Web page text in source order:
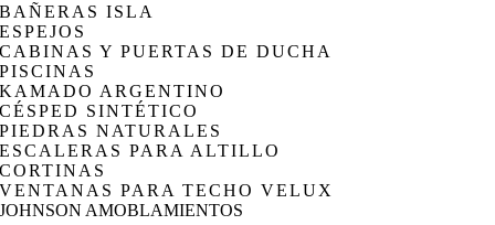
BAÑERAS ISLA
ESPEJOS
CABINAS Y PUERTAS DE DUCHA
PISCINAS
KAMADO ARGENTINO
CÉSPED SINTÉTICO
PIEDRAS NATURALES
ESCALERAS PARA ALTILLO
CORTINAS
VENTANAS PARA TECHO VELUX
JOHNSON AMOBLAMIENTOS